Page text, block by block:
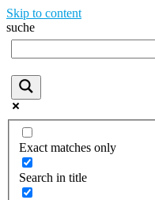
Skip to content
suche
Exact matches only
Search in title